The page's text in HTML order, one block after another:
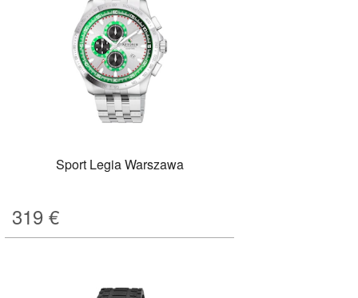
Sport Legia Warszawa
319 €